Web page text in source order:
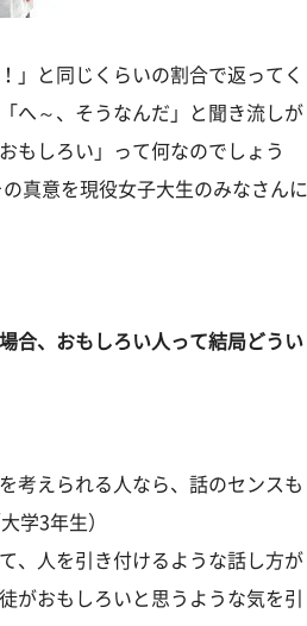
」と同じくらいの割合で返ってく
へ～、そうなんだ」と聞き流しが
もしろい」って何なのでしょう
真意を現役女子大生のみなさんに
合、おもしろい人って結局どうい
考えられる人なら、話のセンスも
学3年生）
、人を引き付けるような話し方が
がおもしろいと思うような気を引